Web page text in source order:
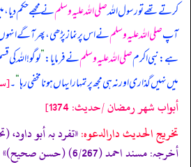
کرتے تھے تو رسول اللہصلی اللہ علیہ وسلمنے مجھے حکم
آپصلی اللہ علیہ وسلمنے اس پر نماز پڑھی، پھر آگے
ہے: نبی اکرمصلی اللہ علیہ وسلمنے فرمایا:”لوگو! اللہ
میں نہیں گذاری اور نہ ہی مجھ پر تمہارا یہاں ہونا مخفی رہا“۔
أبواب شهر رمضان /حدیث: 1374]
تخریج الحدیث دارالدعوہ:
أخرجہ: مسند احمد (6/267) (حسن صحیح)»